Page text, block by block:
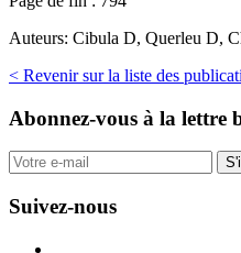
Auteurs: Cibula D, Querleu D,
< Revenir sur la liste des
Abonnez-vous à la lettre
Suivez-nous